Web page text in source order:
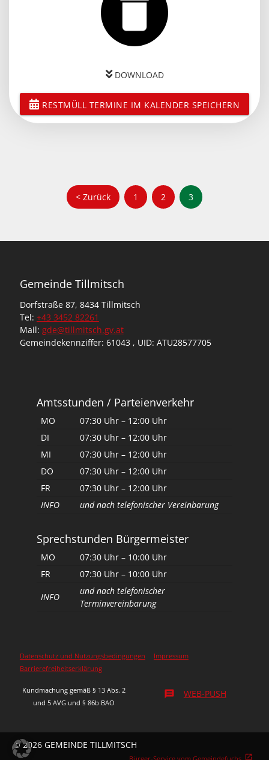
DOWNLOAD
RESTMÜLL TERMINE IM KALENDER SPEICHERN
i
e
n
n
u
B
e
t
r
< Zurück 1 2 3
Gemeinde Tillmitsch
Dorfstraße 87, 8434 Tillmitsch
Tel: +43 3452 82261
Mail: gde@tillmitsch.gv.at
Gemeindekennziffer: 61043 , UID: ATU28577705
Amtsstunden / Parteienverkehr
MO
07:30 Uhr – 12:00 Uhr
DI
07:30 Uhr – 12:00 Uhr
MI
07:30 Uhr – 12:00 Uhr
DO
07:30 Uhr – 12:00 Uhr
FR
07:30 Uhr – 12:00 Uhr
INFO
und nach telefonischer Vereinbarung
Sprechstunden Bürgermeister
MO
07:30 Uhr – 10:00 Uhr
FR
07:30 Uhr – 10:00 Uhr
INFO
und nach telefonischer
Terminvereinbarung
Datenschutz und Nutzungsbedingungen
Impressum
Barrierefreiheitserklärung
Kundmachung gemäß § 13 Abs. 2
und 5 AVG und § 86b BAO
message WEB-PUSH
© 2026 GEMEINDE TILLMITSCH